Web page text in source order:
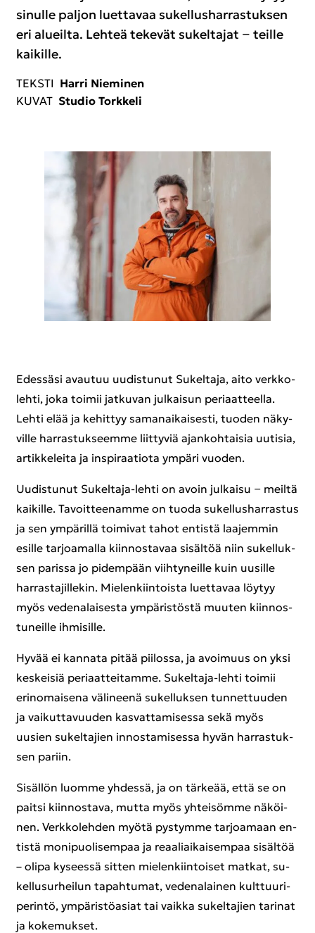
si­nul­le pal­jon luet­ta­vaa su­kel­lus­har­ras­tuk­sen
eri alueil­ta. Leh­teä te­ke­vät su­kel­ta­jat − teil­le
kai­kil­le.
TEKS­TI Harri Nie­mi­nen
KUVAT Stu­dio Tork­ke­li
Edes­sä­si avau­tuu uu­dis­tu­nut Su­kel­ta­ja, aito verk­ko­
leh­ti, joka toi­mii jat­ku­van jul­kai­sun pe­ri­aat­teel­la.
Lehti elää ja ke­hit­tyy sa­man­ai­kai­ses­ti, tuo­den nä­ky­
vil­le har­ras­tuk­seem­me liit­ty­viä ajan­koh­tai­sia uu­ti­sia,
ar­tik­ke­lei­ta ja ins­pi­raa­tio­ta ym­pä­ri vuo­den.
Uu­dis­tu­nut Sukeltaja-​lehti on avoin jul­kai­su − meil­tä
kai­kil­le. Ta­voit­tee­nam­me on tuoda su­kel­lus­har­ras­tus
ja sen ym­pä­ril­lä toi­mi­vat tahot en­tis­tä laa­jem­min
esil­le tar­joa­mal­la kiin­nos­ta­vaa si­säl­töä niin su­kel­luk­
sen pa­ris­sa jo pi­dem­pään viih­ty­neil­le kuin uusil­le
har­ras­ta­jil­le­kin. Mie­len­kiin­tois­ta luet­ta­vaa löy­tyy
myös ve­de­na­lai­ses­ta ym­pä­ris­tös­tä muu­ten kiin­nos­
tu­neil­le ih­mi­sil­le.
Hyvää ei kan­na­ta pitää pii­los­sa, ja avoi­muus on yksi
kes­kei­siä pe­ri­aat­tei­tam­me. Sukeltaja-​lehti toi­mii
erin­omai­se­na vä­li­nee­nä su­kel­luk­sen tun­net­tuu­den
ja vai­kut­ta­vuu­den kas­vat­ta­mi­ses­sa sekä myös
uusien su­kel­ta­jien in­nos­ta­mi­ses­sa hyvän har­ras­tuk­
sen pa­riin.
Si­säl­lön luom­me yh­des­sä, ja on tär­ke­ää, että se on
pait­si kiin­nos­ta­va, mutta myös yh­tei­söm­me nä­köi­
nen. Verk­ko­leh­den myötä pys­tym­me tar­joa­maan en­
tis­tä mo­ni­puo­li­sem­paa ja re­aa­liai­kai­sem­paa si­säl­töä
– olipa ky­sees­sä sit­ten mie­len­kiin­toi­set mat­kat, su­
kel­lusur­hei­lun ta­pah­tu­mat, ve­de­na­lai­nen kult­tuu­ri­
pe­rin­tö, ym­pä­ris­tö­asiat tai vaik­ka su­kel­ta­jien ta­ri­nat
ja ko­ke­muk­set.